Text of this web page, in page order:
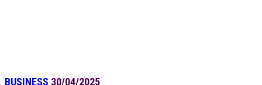
BUSINESS 30/04/2025